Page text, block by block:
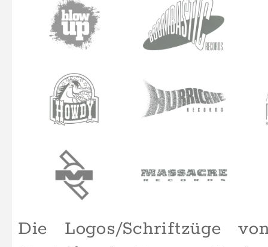
Department, Howdy,
Records, Nightshift und
uns konzipiert bzw.
Künstler · Artists ·
von uns konzipiert und